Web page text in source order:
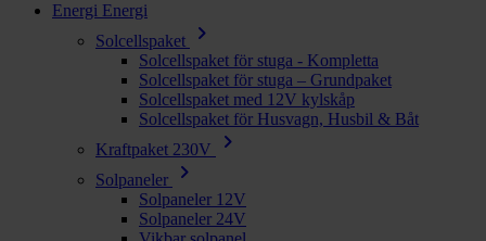
Energi Energi
Solcellspaket
chevron_right
Solcellspaket för stuga - Kompletta
Solcellspaket för stuga – Grundpaket
Solcellspaket med 12V kylskåp
Solcellspaket för Husvagn, Husbil & Båt
Kraftpaket 230V
chevron_right
Solpaneler chevron_right
Solpaneler 12V
Solpaneler 24V